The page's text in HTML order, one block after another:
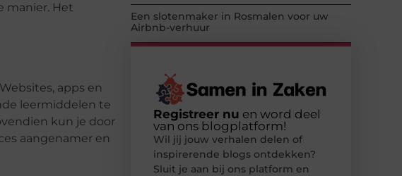
manier. Het
apps en
leermiddelen te
kun je door
aangenamer en
Een slotenmaker in Rosmalen voor uw
Airbnb-verhuur
Registreer nu en word deel
van ons blogplatform!
Wil jij jouw verhalen delen of
inspirerende blogs ontdekken?
Sluit je aan bij ons platform en